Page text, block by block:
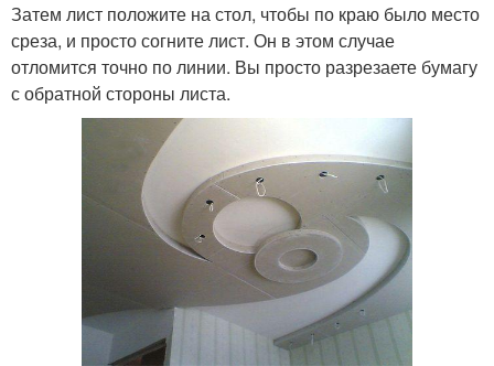
Затем лист положите на стол, чтобы по краю было место
среза, и просто согните лист. Он в этом случае
отломится точно по линии. Вы просто разрезаете бумагу
с обратной стороны листа.